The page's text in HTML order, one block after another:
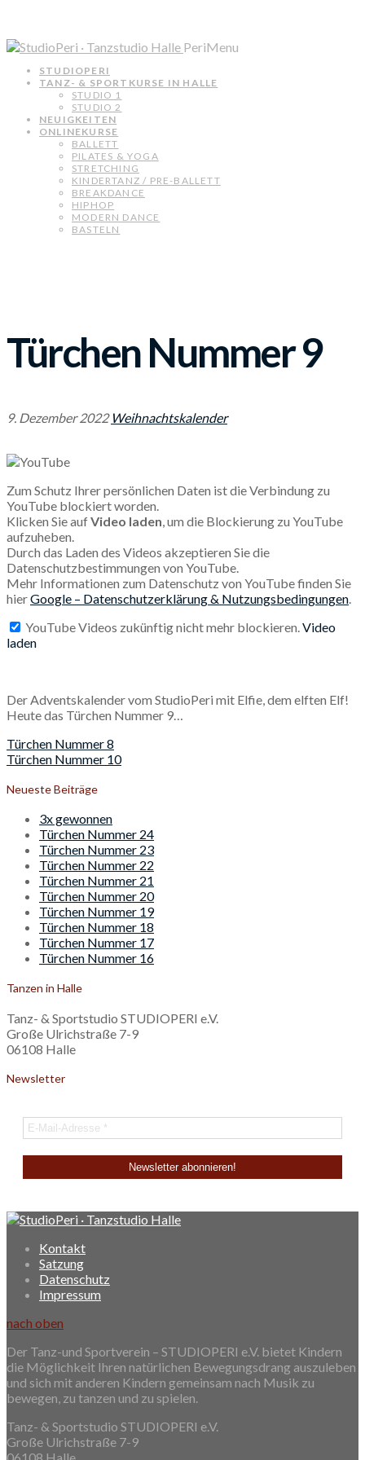
PeriMenu
STUDIOPERI
TANZ- & SPORTKURSE IN HALLE
STUDIO 1
STUDIO 2
NEUIGKEITEN
ONLINEKURSE
BALLETT
PILATES & YOGA
STRETCHING
KINDERTANZ / PRE-BALLETT
BREAKDANCE
HIPHOP
MODERN DANCE
BASTELN
Türchen Nummer 9
9. Dezember 2022 Weihnachtskalender
Zum Schutz Ihrer persönlichen Daten ist die Verbindung zu
YouTube blockiert worden.
Klicken Sie aufVideo laden, um die Blockierung zu YouTube
aufzuheben.
Durch das Laden des Videos akzeptieren Sie die
Datenschutzbestimmungen von YouTube.
Mehr Informationen zum Datenschutz von YouTube finden Sie
hierGoogle – Datenschutzerklärung & Nutzungsbedingungen.
YouTube Videos zukünftig nicht mehr blockieren.Video
laden
Der Adventskalender vom StudioPeri mit Elfie, dem elften Elf!
Heute das Türchen Nummer 9…
Beitragsnavigation
Türchen Nummer 8
Türchen Nummer 10
Neueste Beiträge
3x gewonnen
Türchen Nummer 24
Türchen Nummer 23
Türchen Nummer 22
Türchen Nummer 21
Türchen Nummer 20
Türchen Nummer 19
Türchen Nummer 18
Türchen Nummer 17
Türchen Nummer 16
Tanzen in Halle
Tanz- & Sportstudio STUDIOPERI e.V.
Große Ulrichstraße 7-9
06108 Halle
Newsletter
Kontakt
Satzung
Datenschutz
Impressum
nach oben
Der Tanz-und Sportverein – STUDIOPERI e.V. bietet Kindern
die Möglichkeit Ihren natürlichen Bewegungsdrang auszuleben
und sich mit anderen Kindern gemeinsam nach Musik zu
bewegen, zu tanzen und zu spielen.
Tanz- & Sportstudio STUDIOPERI e.V.
Große Ulrichstraße 7-9